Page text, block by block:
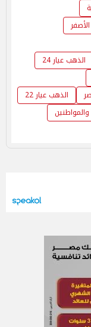
الذهب عيار 24
الذهب عيار 22